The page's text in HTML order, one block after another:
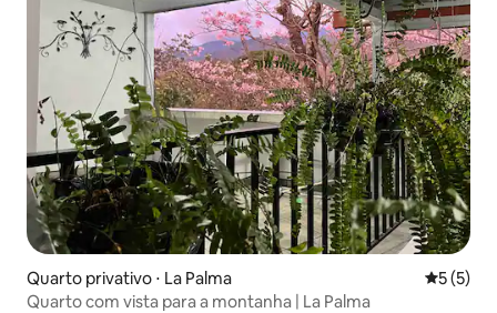
Quarto privativo ⋅ La Palma 5 de
5 (5)
Quarto com vista para a montanha | La Palma